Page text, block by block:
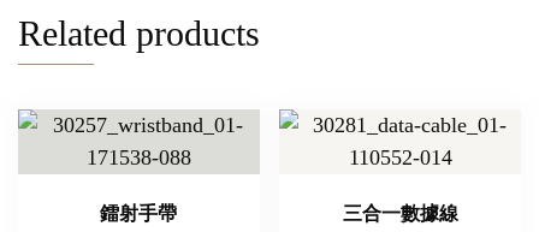
Related products
鐳射手帶 三合一數據線